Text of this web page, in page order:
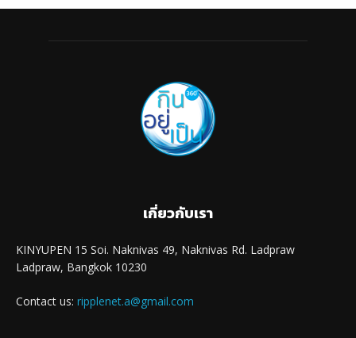
เกี่ยวกับเรา
KINYUPEN 15 Soi. Naknivas 49, Naknivas Rd. Ladpraw
Ladpraw, Bangkok 10230
Contact us: ripplenet.a@gmail.com